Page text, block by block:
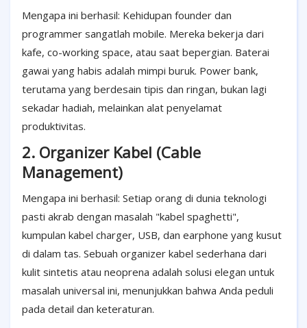
Mengapa ini berhasil: Kehidupan founder dan
programmer sangatlah mobile. Mereka bekerja dari
kafe, co-working space, atau saat bepergian. Baterai
gawai yang habis adalah mimpi buruk. Power bank,
terutama yang berdesain tipis dan ringan, bukan lagi
sekadar hadiah, melainkan alat penyelamat
produktivitas.
2. Organizer Kabel (Cable
Management)
Mengapa ini berhasil: Setiap orang di dunia teknologi
pasti akrab dengan masalah "kabel spaghetti",
kumpulan kabel charger, USB, dan earphone yang kusut
di dalam tas. Sebuah organizer kabel sederhana dari
kulit sintetis atau neoprena adalah solusi elegan untuk
masalah universal ini, menunjukkan bahwa Anda peduli
pada detail dan keteraturan.